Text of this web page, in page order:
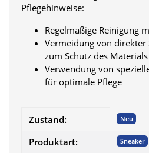
Pflegehinweise:
Regelmäßige Reinigung
Vermeidung von
zum Schutz des Materials
Verwendung von
für optimale Pflege
Produkteigenschaft
Wert
Zustand: Neu
Produktart: Sneaker